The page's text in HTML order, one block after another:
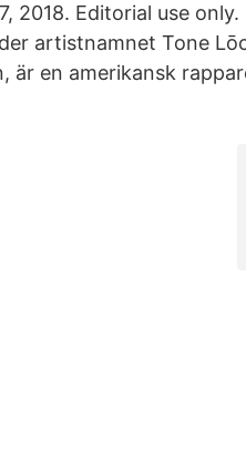
2018. Editorial use only.
artistnamnet Tone
är en amerikansk